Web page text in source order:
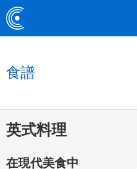
食譜
英式料理
在現代美食中